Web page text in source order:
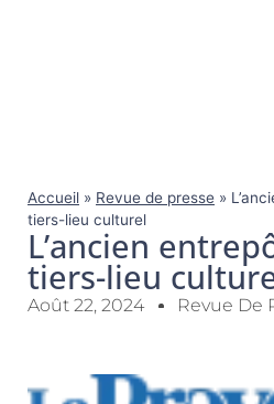
Accueil » Revue de presse »
tiers-lieu culturel
L’ancien
tiers-lieu
Août 22, 2024 Revue De